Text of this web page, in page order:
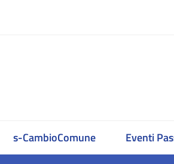
s-CambioComune Eventi